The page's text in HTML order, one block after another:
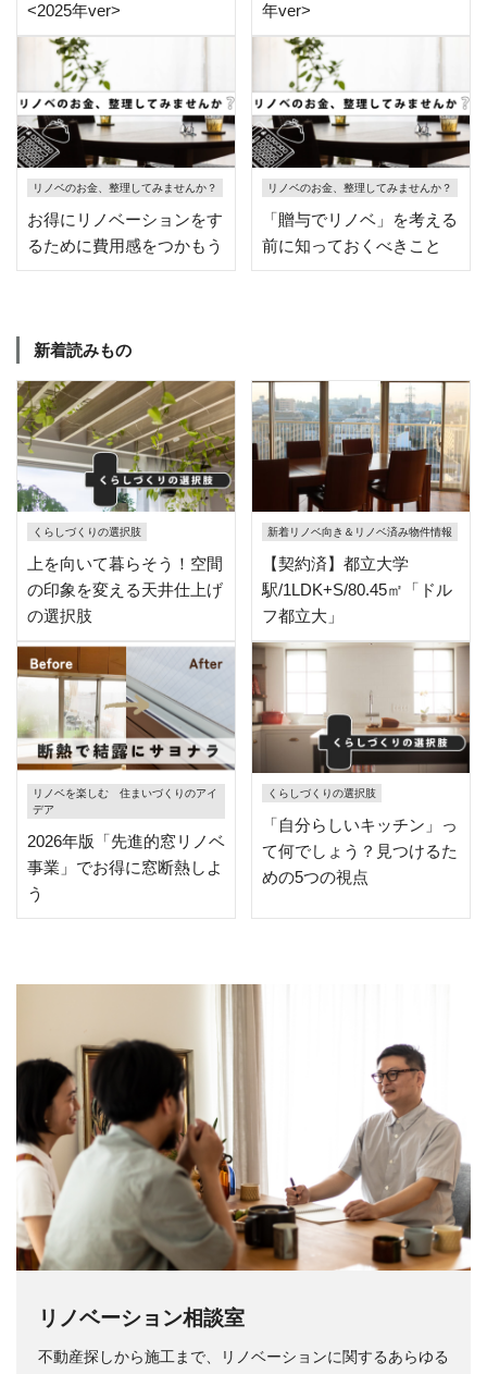
<2025年ver>
年ver>
リノベのお金、整理してみませんか？
お得にリノベーションをす
るために費用感をつかもう
リノベのお金、整理してみませんか？
「贈与でリノベ」を考える
前に知っておくべきこと
新着読みもの
くらしづくりの選択肢
上を向いて暮らそう！空間
の印象を変える天井仕上げ
の選択肢
新着リノベ向き＆リノベ済み物件情報
【契約済】都立大学
駅/1LDK+S/80.45㎡「ドル
フ都立大」
リノベを楽しむ 住まいづくりのアイ
デア
2026年版「先進的窓リノベ
事業」でお得に窓断熱しよ
う
くらしづくりの選択肢
「自分らしいキッチン」っ
て何でしょう？見つけるた
めの5つの視点
リノベーション相談室
不動産探しから施工まで、リノベーションに関するあらゆる